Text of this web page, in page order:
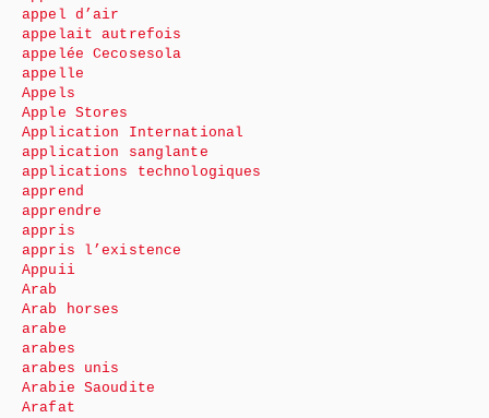
appel d’air
appelait autrefois
appelée Cecosesola
appelle
Appels
Apple Stores
Application International
application sanglante
applications technologiques
apprend
apprendre
appris
appris l’existence
Appuii
Arab
Arab horses
arabe
arabes
arabes unis
Arabie Saoudite
Arafat